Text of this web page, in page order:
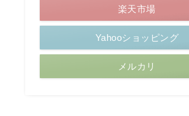
楽天市場
Yahooショッピング
メルカリ